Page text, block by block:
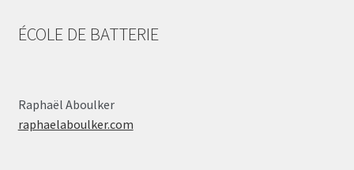
ÉCOLE DE BATTERIE
Raphaël Aboulker
raphaelaboulker.com